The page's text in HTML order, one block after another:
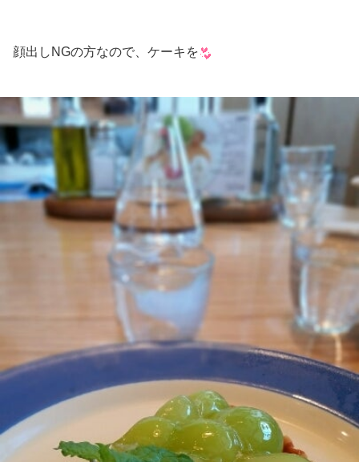
顔出しNGの方なので、ケーキを